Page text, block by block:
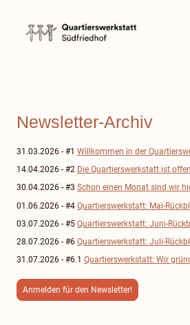
Newsletter-Archiv
31.03.2026 - #1 Willkommen in der
14.04.2026 - #2 Die Quartierswerkstatt ist
30.04.2026 - #3 Schon einen Monat sind wir
01.06.2026 - #4 Quartierswerkstatt: Mai-
03.07.2026 - #5 Quartierswerkstatt: Juni-
28.07.2026 - #6 Quartierswerkstatt: Juli-
31.07.2026 - #6.1 Quartierswerkstatt: Wir
Anmelden für den Newsletter!